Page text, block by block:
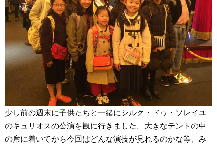
少し前の週末に子供たちと一緒にシルク・ドゥ・ソレイユ
のキュリオスの公演を観に行きました。大きなテントの中
の席に着いてから今回はどんな演技が見れるのかな等、み